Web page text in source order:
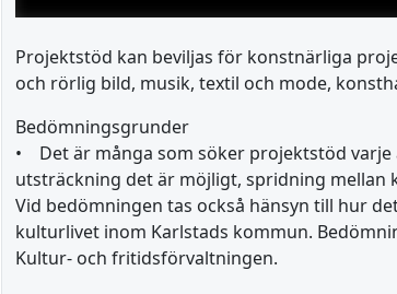
Projektstöd kan beviljas för konstnärliga
och rörlig bild, musik, textil och mode,
Bedömningsgrunder
• Det är många som söker projektstöd
utsträckning det är möjligt, spridning mellan
Vid bedömningen tas också hänsyn till hur
kulturlivet inom Karlstads kommun.
Kultur- och fritidsförvaltningen.